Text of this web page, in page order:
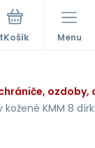
Menu
ozdoby,
kožené KMM 8